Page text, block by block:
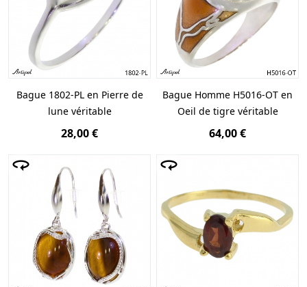
Bague 1802-PL en Pierre de
lune véritable
28,00 €
Bague Homme H5016-OT en
Oeil de tigre véritable
64,00 €